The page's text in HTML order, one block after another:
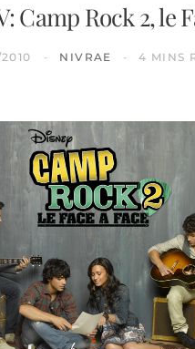
Camp Rock 2, le
NIVRAE 4 MINS